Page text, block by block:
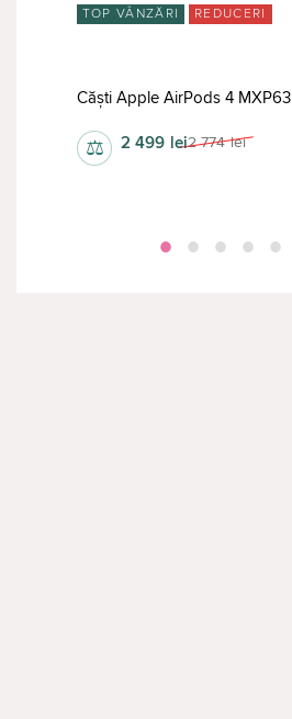
TOP VÂNZĂRI REDUCERI
Căşti Apple AirPods 4 MXP63
2 774 lei
2 499 lei
⚖